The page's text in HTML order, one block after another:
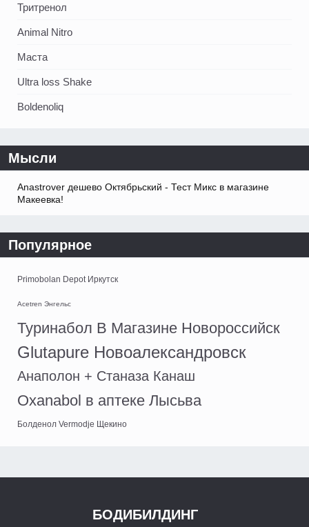
Тритренол
Animal Nitro
Маста
Ultra loss Shake
Boldenoliq
Мысли
Anastrover дешево Октябрьский - Тест Микс в магазине
Макеевка!
Популярное
Primobolan Depot Иркутск
Acetren Энгельс
Туринабол В Магазине Новороссийск
Glutapure Новоалександровск
Анаполон + Станаза Канаш
Oxanabol в аптеке Лысьва
Болденол Vermodje Щекино
БОДИБИЛДИНГ